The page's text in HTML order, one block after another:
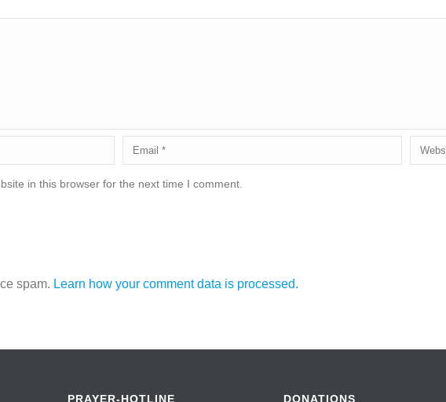
in this browser for the next time I comment.
spam. Learn how your comment data is processed.
PRAYER-HOTLINE DONATIONS